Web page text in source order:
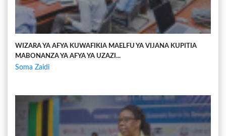
WIZARA YA AFYA KUWAFIKIA MAELFU YA VIJANA KUPITIA
MABONANZA YA AFYA YA UZAZI...
Soma Zaidi